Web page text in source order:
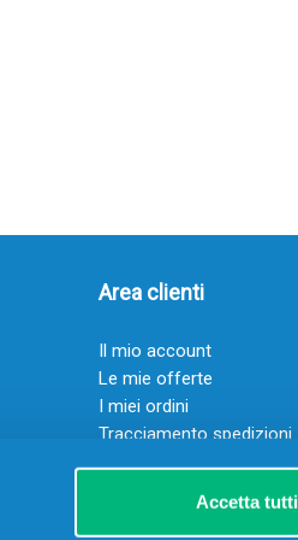
Accetta tutti
Area clienti
Il mio account
Le mie offerte
I miei ordini
Tracciamento spedizioni
Resi
Servizio clienti